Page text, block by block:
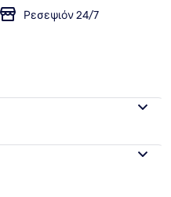
Ρεσεψιόν 24/7